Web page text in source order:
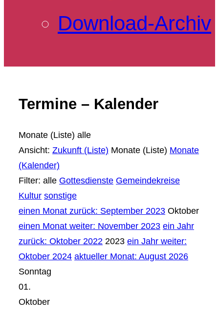
Download-Archiv
Termine – Kalender
Monate (Liste) alle
Ansicht: Zukunft (Liste) Monate (Liste) Monate
(Kalender)
Filter: alle Gottesdienste Gemeindekreise
Kultur sonstige
einen Monat zurück: September 2023 Oktober
einen Monat weiter: November 2023 ein Jahr
zurück: Oktober 2022 2023 ein Jahr weiter:
Oktober 2024 aktueller Monat: August 2026
Sonntag
01.
Oktober